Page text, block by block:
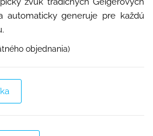
automaticky generuje pre každú
objednania)